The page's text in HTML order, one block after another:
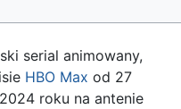
serial animowany,
HBO Max od 27
roku na antenie